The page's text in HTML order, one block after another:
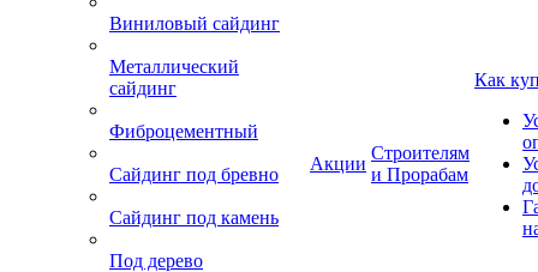
Виниловый сайдинг
Металлический
сайдинг
Фиброцементный
Сайдинг под бревно
Сайдинг под камень
Под дерево
Акции
Строителям
и Прорабам
Как